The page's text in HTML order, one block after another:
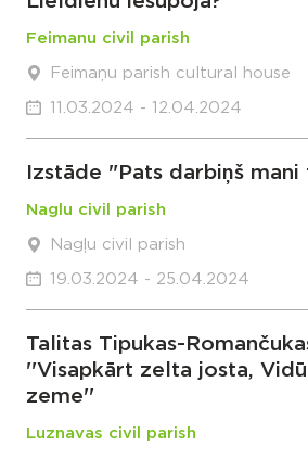
Feimanu civil parish
Feimaņu parish cultural house
11.03.2024 - 12.04.2024
Izstāde "Pats darbiņš
Naglu civil parish
Nagļu civil parish
19.03.2024 - 25.04.2024
Talitas Tipukas-
''Visapkārt zelta josta,
zeme''
Luznavas civil parish